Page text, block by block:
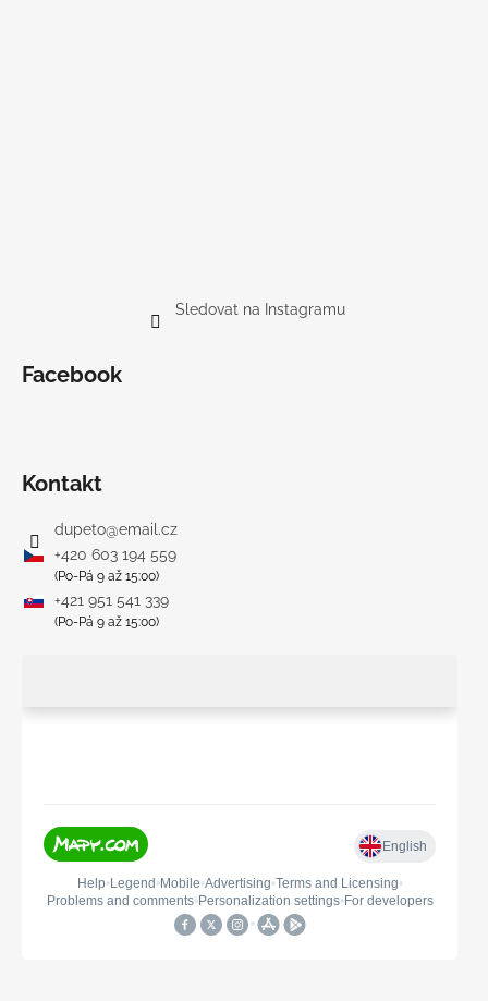
Sledovat na Instagramu
Facebook
Kontakt
dupeto@email.cz
+420 603 194 559
(Po-Pá 9 až 15:00)
+421 951 541 339
(Po-Pá 9 až 15:00)